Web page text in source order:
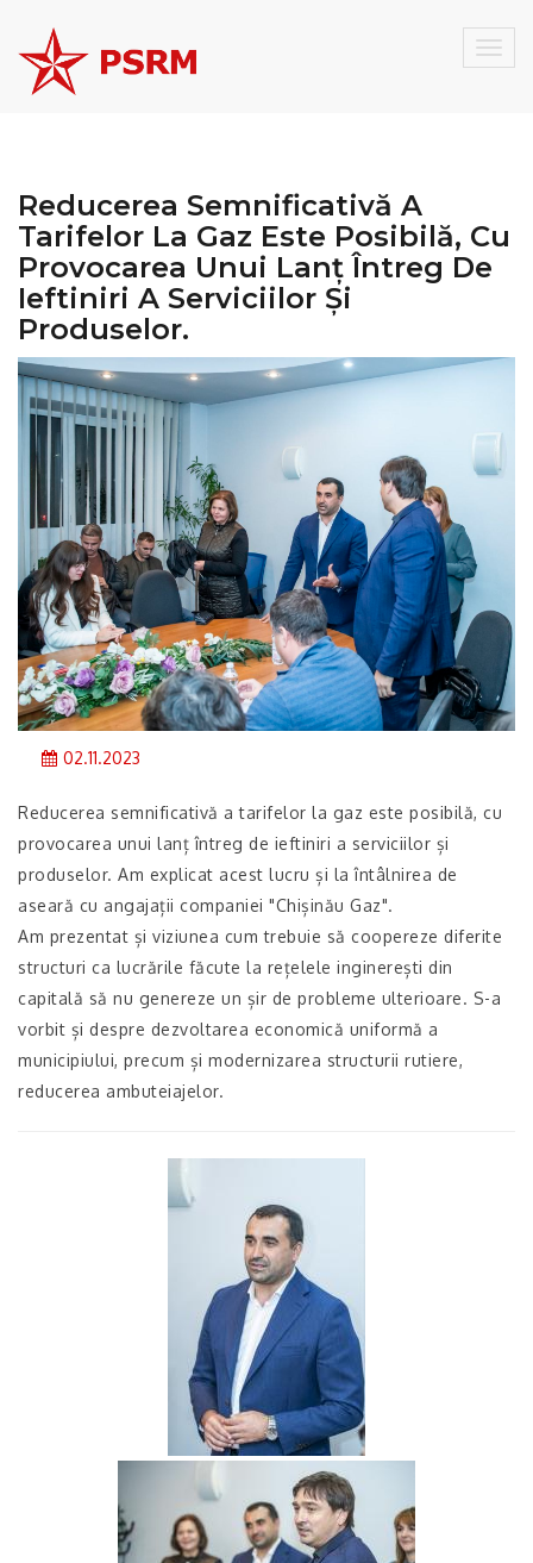
Reducerea Semnificativă A
Tarifelor La Gaz Este Posibilă, Cu
Provocarea Unui Lanț Întreg De
Ieftiniri A Serviciilor Și
Produselor.
02.11.2023
Reducerea semnificativă a tarifelor la gaz este posibilă, cu
provocarea unui lanț întreg de ieftiniri a serviciilor și
produselor. Am explicat acest lucru și la întâlnirea de
aseară cu angajații companiei "Chișinău Gaz".
Am prezentat și viziunea cum trebuie să coopereze diferite
structuri ca lucrările făcute la rețelele inginerești din
capitală să nu genereze un șir de probleme ulterioare. S-a
vorbit și despre dezvoltarea economică uniformă a
municipiului, precum și modernizarea structurii rutiere,
reducerea ambuteiajelor.